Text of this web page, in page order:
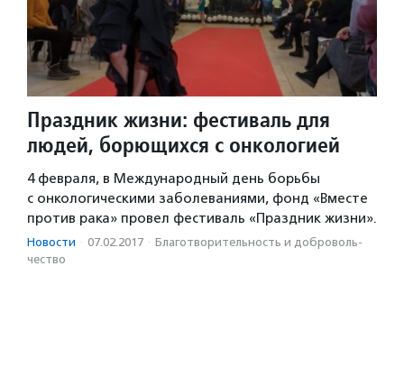
Праздник жизни: фестиваль для
людей, борющихся с онкологией
4 февраля, в Международный день борьбы
с онкологическими заболеваниями, фонд «Вместе
против рака» провел фестиваль «Праздник жизни».
Новости · 07.02.2017 · Благотвори­тель­ность и доброволь­
чест­во